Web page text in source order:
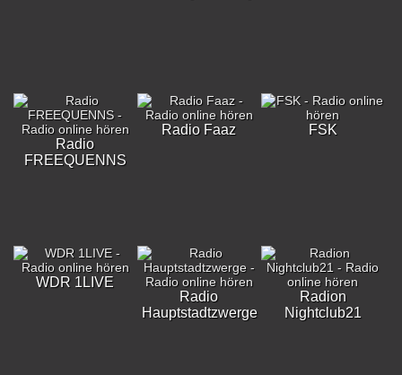
Radio
FREEQUENNS
Radio Faaz FSK
WDR 1LIVE
Radio
Hauptstadtzwerge
Radion
Nightclub21